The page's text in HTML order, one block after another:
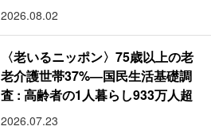
2026.08.02
〈老いるニッポン〉75歳以上の老
老介護世帯37%―国民生活基礎調
査 : 高齢者の1人暮らし933万人超
2026.07.23